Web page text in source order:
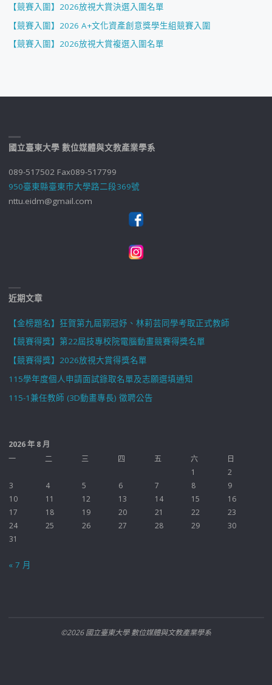
【競賽入圍】2026放視大賞決選入圍名單
【競賽入圍】2026 A+文化資產創意獎學生組競賽入圍
【競賽入圍】2026放視大賞複選入圍名單
國立臺東大學 數位媒體與文教產業學系
089-517502 Fax089-517799
950臺東縣臺東市大學路二段369號
nttu.eidm@gmail.com
近期文章
【金榜題名】狂賀第九屆郭冠妤、林莉芸同學考取正式教師
【競賽得獎】第22屆技專校院電腦動畫競賽得獎名單
【競賽得獎】2026放視大賞得獎名單
115學年度個人申請面試錄取名單及志願選填通知
115-1兼任教師 (3D動畫專長) 徵聘公告
2026 年 8 月
一
二 三 四 五 六
日
1
2
3
4 5 6 7 8
9
10
11 12 13 14 15
16
17
18 19 20 21 22
23
24
25 26 27 28 29
30
31
« 7 月
©2026 國立臺東大學 數位媒體與文教產業學系